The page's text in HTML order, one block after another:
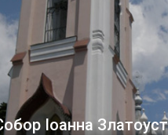
Іоанна